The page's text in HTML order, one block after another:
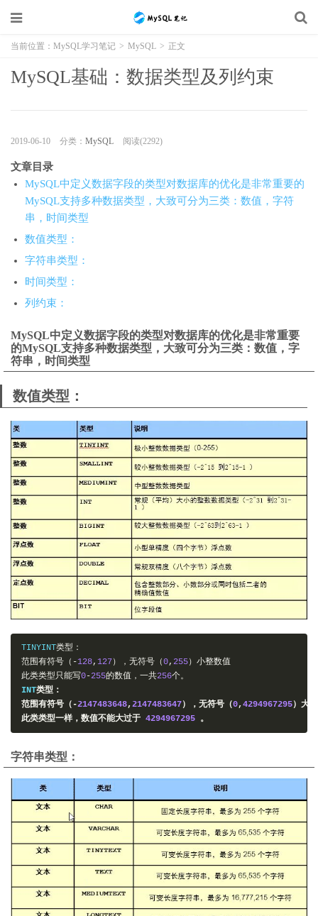
当前位置： MySQL学习笔记 > MySQL > 正文
MySQL基础：数据类型及列约束
2019-06-10 分类： MySQL 阅读(2292)
文章目录
MySQL中定义数据字段的类型对数据库的优化是非常重要的
MySQL支持多种数据类型，大致可分为三类：数值，字符
串，时间类型
数值类型：
字符串类型：
时间类型：
列约束：
MySQL中定义数据字段的类型对数据库的优化是非常重要
的MySQL支持多种数据类型，大致可分为三类：数值，字
符串，时间类型
数值类型：
TINYINT类型：
范围有符号（-128, 127），无符号（0, 255）小整数值
此类类型只能写0-255的数值，一共256个。
INT类型：
范围有符号（-2147483648,2147483647），无符号（0,4294967295）大
此类类型一样，数值不能大过于 4294967295 。
字符串类型：